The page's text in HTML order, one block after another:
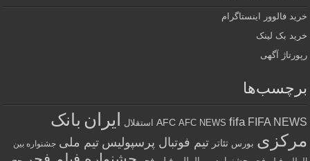
خرید فالوور اینستاگرام
خرید بک لینک
رپورتاژ آگهی
برچسب‌ها
AFC AFC NEWS fifa FIFA NEWS استقلال ایران بانک
مرکزی بورس تئاتر تیم فوتبال پرسپولیس تیم ملی جشنواره بین